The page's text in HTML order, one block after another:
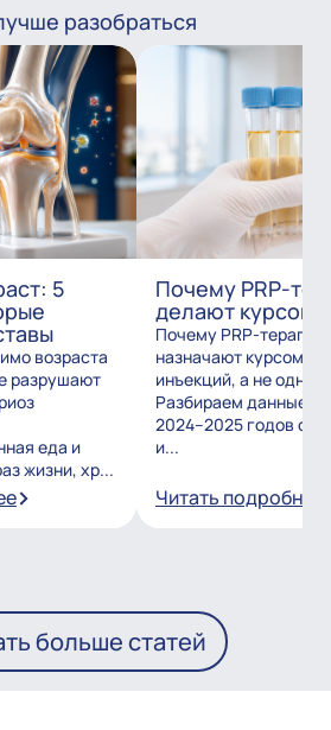
разобраться
5
возраста
разрушают
еда и
жизни, хр...
Почему PRP-
делают курсом?
Почему PRP-
назначают курсом из
инъекций, а не
Разбираем данные
2024–2025 годов о
и...
Читать подробнее
больше статей